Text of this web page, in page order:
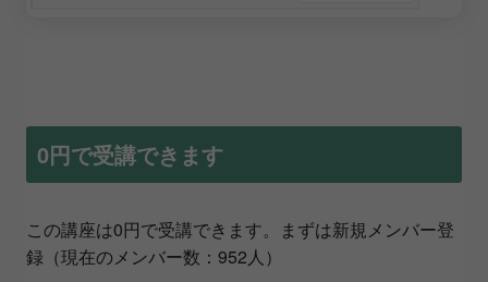
0円で受講できます
この講座は0円で受講できます。まずは新規メンバー登
録（現在のメンバー数： 952人 ）